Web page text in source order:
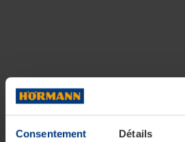
Consentement Détails